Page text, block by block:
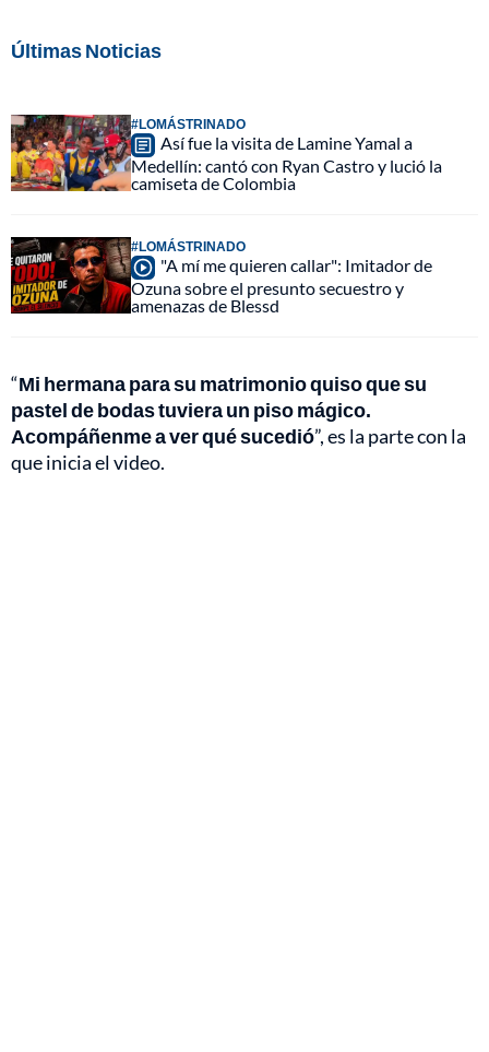
Últimas Noticias
#LOMÁSTRINADO
Así fue la visita de Lamine Yamal a
Medellín: cantó con Ryan Castro y lució la
camiseta de Colombia
#LOMÁSTRINADO
"A mí me quieren callar": Imitador de
Ozuna sobre el presunto secuestro y
amenazas de Blessd
“Mi hermana para su matrimonio quiso que su
pastel de bodas tuviera un piso mágico.
Acompáñenme a ver qué sucedió”, es la parte con la
que inicia el video.